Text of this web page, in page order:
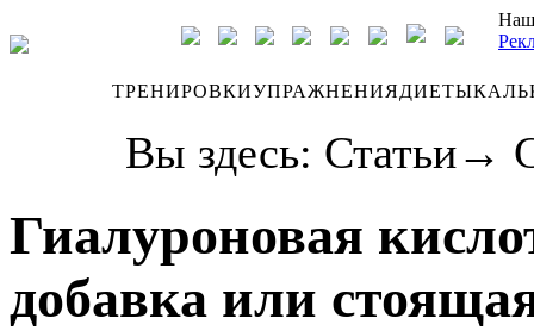
ТРЕНИРОВКИУПРАЖНЕНИЯДИЕТЫ
Вы здесь: Статьи→
Гиалуроновая
добавка или